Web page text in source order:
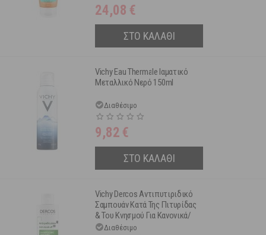
24,08 €
ΣΤΟ ΚΑΛΑΘΙ
Vichy Eau Thermale Ιαματικό
Μεταλλικό Νερό 150ml
Διαθέσιμο
9,82 €
ΣΤΟ ΚΑΛΑΘΙ
Vichy Dercos Αντιπυτιριδικό
Σαμπουάν Κατά Της Πιτυρίδας
& Του Κνησμού Για Κανονικά/
Λιπαρά Μαλλιά 200ml
Διαθέσιμο